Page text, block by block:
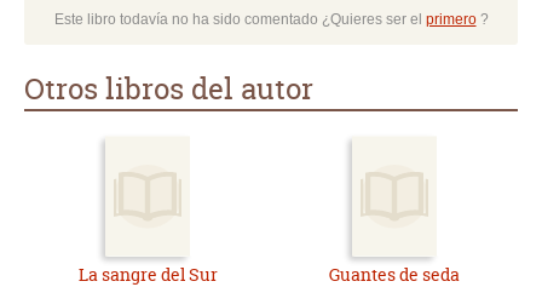
Este libro todavía no ha sido comentado ¿Quieres ser el primero?
Otros libros del autor
La sangre del Sur Guantes de seda